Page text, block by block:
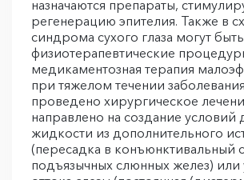
назначаются препараты,
регенерацию эпителия. Также в
синдрома сухого глаза могут
физиотерапевтические
медикаментозная терапия
при тяжелом течении
проведено хирургическое
направлено на создание условий
жидкости из дополнительного
(пересадка в конъюнктивальный
подъязычных слюнных желез)